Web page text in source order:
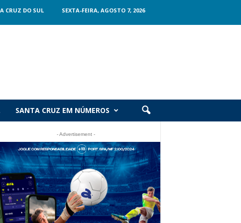
CRUZ DO SUL SEXTA-FEIRA, AGOSTO 7, 2026
SANTA CRUZ EM NÚMEROS
- Advertisement -